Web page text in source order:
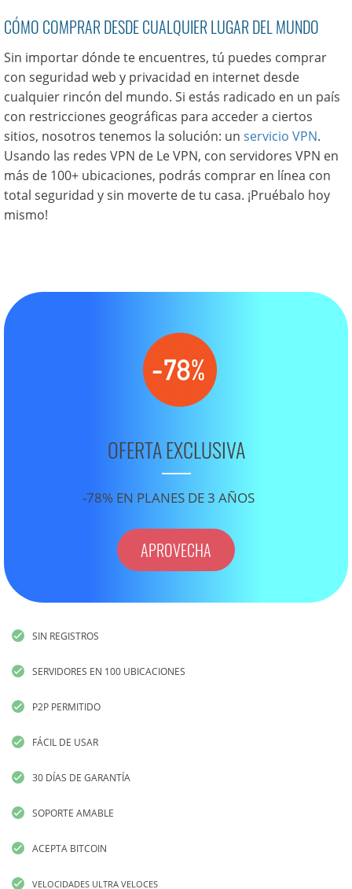
CÓMO COMPRAR DESDE CUALQUIER LUGAR DEL MUNDO
Sin importar dónde te encuentres, tú puedes comprar
con seguridad web y privacidad en internet desde
cualquier rincón del mundo. Si estás radicado en un país
con restricciones geográficas para acceder a ciertos
sitios, nosotros tenemos la solución: un servicio VPN.
Usando las redes VPN de Le VPN, con servidores VPN en
más de 100+ ubicaciones, podrás comprar en línea con
total seguridad y sin moverte de tu casa. ¡Pruébalo hoy
mismo!
OFERTA EXCLUSIVA
-78% EN PLANES DE 3 AÑOS
APROVECHA
SIN REGISTROS
SERVIDORES EN 100 UBICACIONES
P2P PERMITIDO
FÁCIL DE USAR
30 DÍAS DE GARANTÍA
SOPORTE AMABLE
ACEPTA BITCOIN
VELOCIDADES ULTRA VELOCES